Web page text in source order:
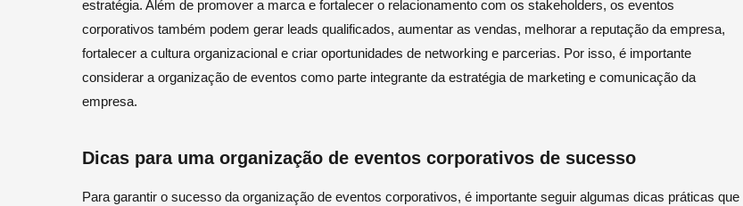
estratégia. Além de promover a marca e fortalecer o relacionamento com os stakeholders, os eventos
corporativos também podem gerar leads qualificados, aumentar as vendas, melhorar a reputação da empresa,
fortalecer a cultura organizacional e criar oportunidades de networking e parcerias. Por isso, é importante
considerar a organização de eventos como parte integrante da estratégia de marketing e comunicação da
empresa.
Dicas para uma organização de eventos corporativos de sucesso
Para garantir o sucesso da organização de eventos corporativos, é importante seguir algumas dicas práticas que